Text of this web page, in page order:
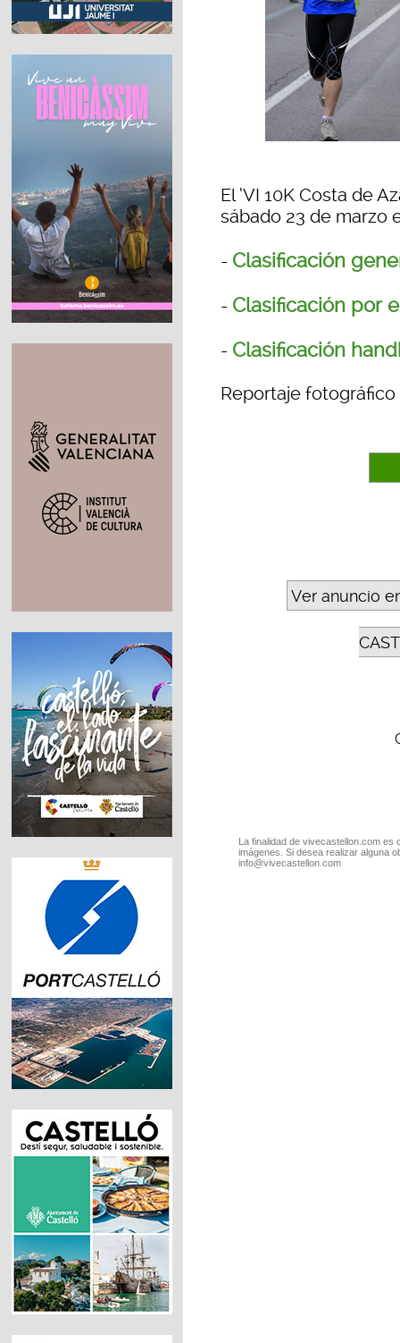
El ‘VI 10K Costa de
sábado 23 de marzo
- Clasificación
- Clasificación por
- Clasificación
Reportaje
Ver anuncio
La finalidad de vivecastellon.com
imágenes. Si desea realizar alguna
info@vivecastellon.com